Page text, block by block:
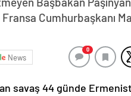
Cumhurbaşkanı
News
0
savaş 44 günde